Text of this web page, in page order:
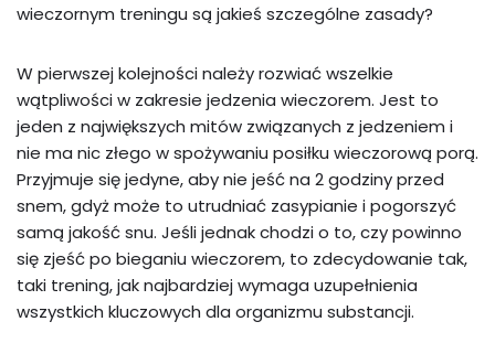
wieczornym treningu są jakieś szczególne zasady?
W pierwszej kolejności należy rozwiać wszelkie
wątpliwości w zakresie jedzenia wieczorem. Jest to
jeden z największych mitów związanych z jedzeniem i
nie ma nic złego w spożywaniu posiłku wieczorową porą.
Przyjmuje się jedyne, aby nie jeść na 2 godziny przed
snem, gdyż może to utrudniać zasypianie i pogorszyć
samą jakość snu. Jeśli jednak chodzi o to, czy powinno
się zjeść po bieganiu wieczorem, to zdecydowanie tak,
taki trening, jak najbardziej wymaga uzupełnienia
wszystkich kluczowych dla organizmu substancji.